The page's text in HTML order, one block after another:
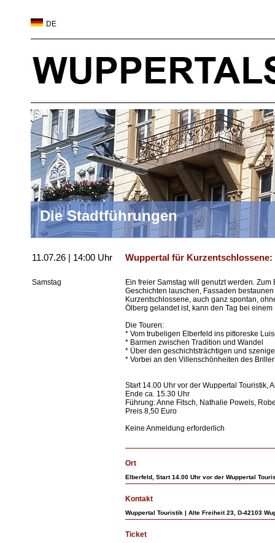
DE
Die Stadtführungen
11.07.26 | 14:00 Uhr Wuppertal für
Samstag
Ein freier Samstag will genutzt werden.
Geschichten lauschen, Fassaden
Kurzentschlossene, auch ganz spontan,
Ölberg gelandet ist, kann den Tag bei
Die Touren:
* Vom trubeligen Elberfeld ins pittoreske
* Barmen zwischen Tradition und Wandel
* Über den geschichtsträchtigen und
* Vorbei an den Villenschönheiten des
Start 14.00 Uhr vor der Wuppertal Touristik,
Ende ca. 15.30 Uhr
Führung: Anne Fitsch, Nathalie Powels,
Preis 8,50 Euro
Keine Anmeldung erforderlich
Ort
Elberfeld, Start 14.00 Uhr vor der Wuppertal
Kontakt
Wuppertal Touristik | Alte Freiheit 23, D-42103
Ticket